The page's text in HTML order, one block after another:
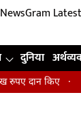
दुनिया
किए चेस: आर